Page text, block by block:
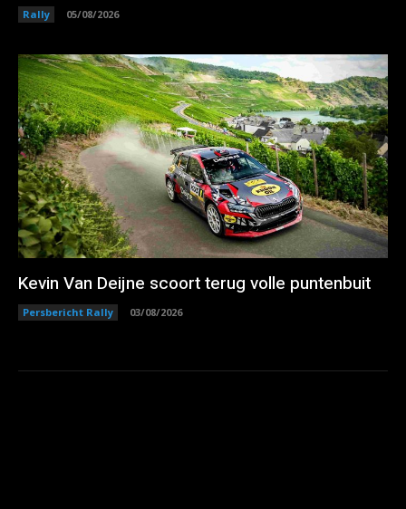
Rally 05/08/2026
Kevin Van Deijne scoort terug volle puntenbuit
Persbericht Rally 03/08/2026